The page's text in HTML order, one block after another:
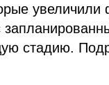
стадию.